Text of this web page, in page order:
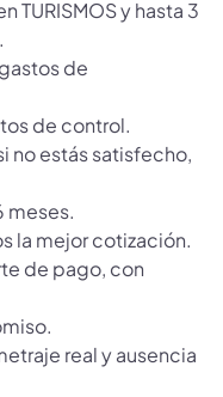
TURISMOS y hasta 3
de
de control.
no estás satisfecho,
meses.
la mejor cotización.
de pago, con
real y ausencia